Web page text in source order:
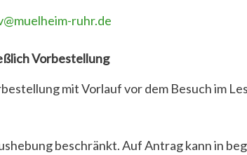
ruhr.de
Vorbestellung
mit Vorlauf vor dem Besuch im
beschränkt. Auf Antrag kann in